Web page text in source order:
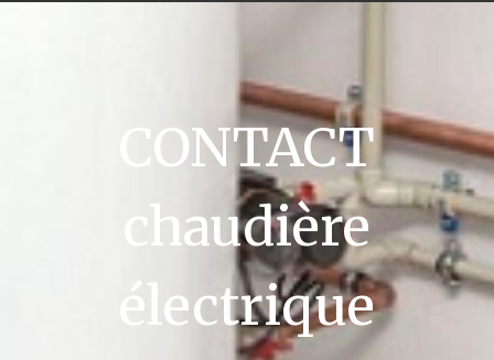
CONTACT
chaudière
électrique